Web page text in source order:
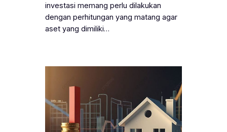
investasi memang perlu dilakukan
dengan perhitungan yang matang agar
aset yang dimiliki…